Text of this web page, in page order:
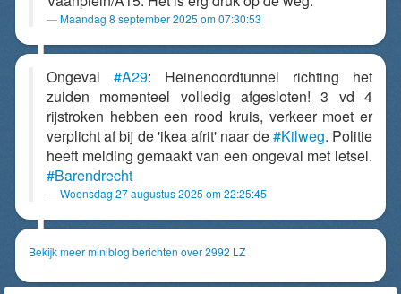
Maandag 8 september 2025 om 07:30:53
Ongeval #A29: Heinenoordtunnel richting het
zuiden momenteel volledig afgesloten! 3 vd 4
rijstroken hebben een rood kruis, verkeer moet er
verplicht af bij de 'ikea afrit' naar de#Kilweg. Politie
heeft melding gemaakt van een ongeval met letsel.
#Barendrecht
Woensdag 27 augustus 2025 om 22:25:45
Bekijk meer miniblog berichten over 2992 LZ